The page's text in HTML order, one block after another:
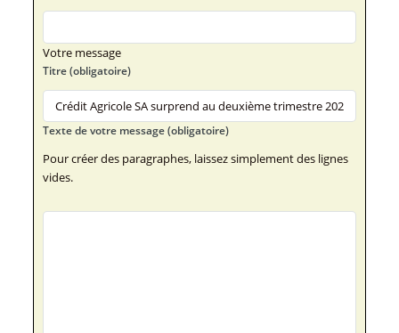
Votre message
Titre (obligatoire)
Texte de votre message (obligatoire)
Pour créer des paragraphes, laissez simplement des lignes
vides.